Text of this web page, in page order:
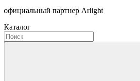
официальный партнер Arlight
Каталог